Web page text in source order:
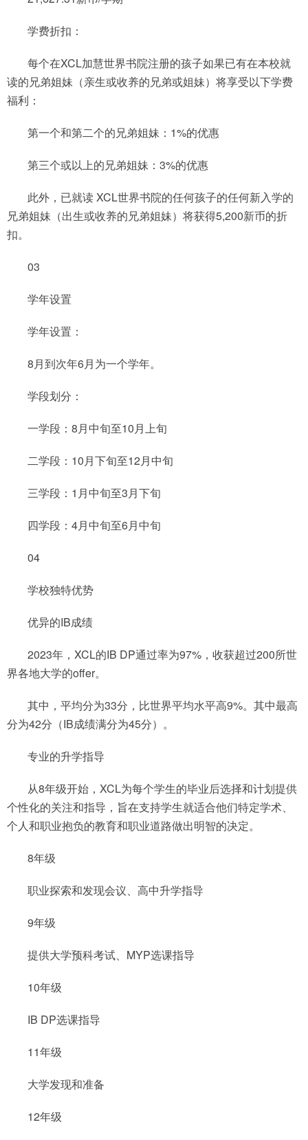
学费折扣：
每个在XCL加慧世界书院注册的孩子如果已有在本校就
读的兄弟姐妹（亲生或收养的兄弟或姐妹）将享受以下学费
福利：
第一个和第二个的兄弟姐妹：1%的优惠
第三个或以上的兄弟姐妹：3%的优惠
此外，已就读 XCL世界书院的任何孩子的任何新入学的
兄弟姐妹（出生或收养的兄弟姐妹）将获得5,200新币的折
扣。
03
学年设置
学年设置：
8月到次年6月为一个学年。
学段划分：
一学段：8月中旬至10月上旬
二学段：10月下旬至12月中旬
三学段：1月中旬至3月下旬
四学段：4月中旬至6月中旬
04
学校独特优势
优异的IB成绩
2023年，XCL的IB DP通过率为97%，收获超过200所世
界各地大学的offer。
其中，平均分为33分，比世界平均水平高9%。其中最高
分为42分（IB成绩满分为45分）。
专业的升学指导
从8年级开始，XCL为每个学生的毕业后选择和计划提供
个性化的关注和指导，旨在支持学生就适合他们特定学术、
个人和职业抱负的教育和职业道路做出明智的决定。
8年级
职业探索和发现会议、高中升学指导
9年级
提供大学预科考试、MYP选课指导
10年级
IB DP选课指导
11年级
大学发现和准备
12年级